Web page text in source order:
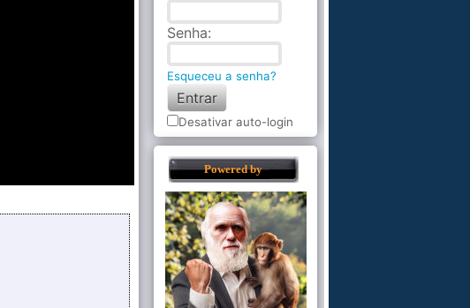
Senha:
Esqueceu a senha?
Desativar auto-login
Powered by